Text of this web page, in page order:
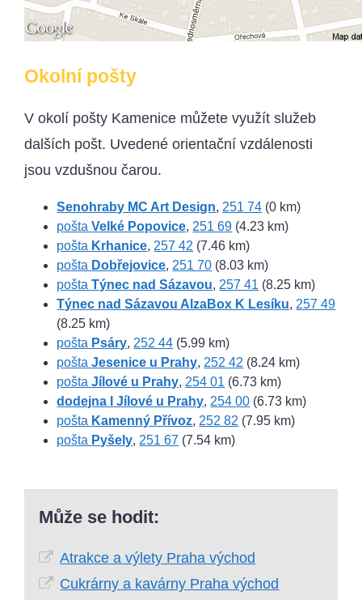
Okolní pošty
V okolí pošty Kamenice můžete využít služeb
dalších pošt. Uvedené orientační vzdálenosti
jsou vzdušnou čarou.
Senohraby MC Art Design, 251 74 (0 km)
poštaVelké Popovice, 251 69 (4.23 km)
pošta Krhanice, 257 42 (7.46 km)
pošta Dobřejovice, 251 70 (8.03 km)
poštaTýnec nad Sázavou, 257 41 (8.25 km)
Týnec nad Sázavou AlzaBox K Lesíku, 257 49
(8.25 km)
pošta Psáry, 252 44 (5.99 km)
poštaJesenice u Prahy, 252 42 (8.24 km)
poštaJílové u Prahy, 254 01 (6.73 km)
dodejna I Jílové u Prahy, 254 00 (6.73 km)
pošta Kamenný Přívoz, 252 82 (7.95 km)
pošta Pyšely, 251 67 (7.54 km)
Může se hodit:
Atrakce a výlety Praha východ
Cukrárny a kavárny Praha východ